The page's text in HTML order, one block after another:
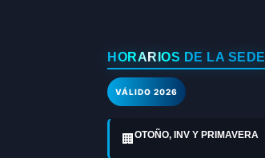
HORARIOS DE LA SEDE
VÁLIDO 2026
🏢OTOÑO, INV Y PRIMAVERA